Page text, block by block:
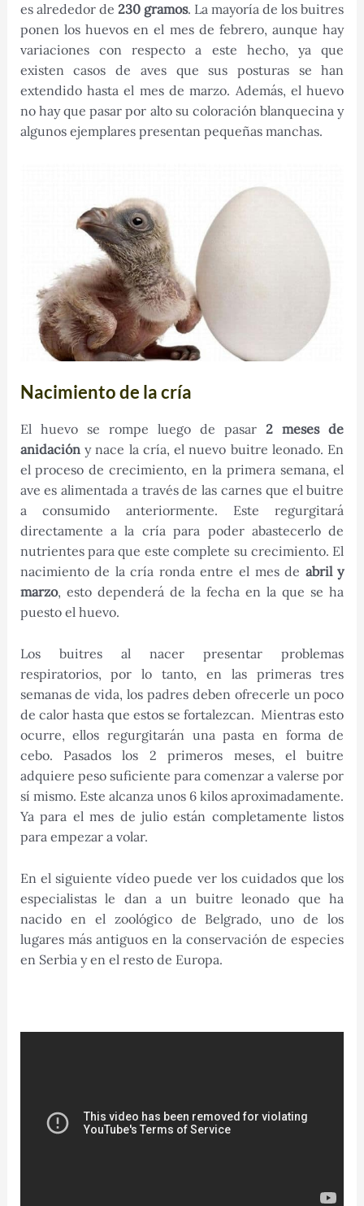
es alrededor de 230 gramos. La mayoría de los buitres
ponen los huevos en el mes de febrero, aunque hay
variaciones con respecto a este hecho, ya que
existen casos de aves que sus posturas se han
extendido hasta el mes de marzo. Además, el huevo
no hay que pasar por alto su coloración blanquecina y
algunos ejemplares presentan pequeñas manchas.
Nacimiento de la cría
El huevo se rompe luego de pasar2 meses de
anidacióny nace la cría, el nuevo buitre leonado. En
el proceso de crecimiento, en la primera semana, el
ave es alimentada a través de las carnes que el buitre
a consumido anteriormente. Este regurgitará
directamente a la cría para poder abastecerlo de
nutrientes para que este complete su crecimiento. El
nacimiento de la cría ronda entre el mes de abril y
marzo, esto dependerá de la fecha en la que se ha
puesto el huevo.
Los buitres al nacer presentar problemas
respiratorios, por lo tanto, en las primeras tres
semanas de vida, los padres deben ofrecerle un poco
de calor hasta que estos se fortalezcan. Mientras esto
ocurre, ellos regurgitarán una pasta en forma de
cebo. Pasados los 2 primeros meses, el buitre
adquiere peso suficiente para comenzar a valerse por
sí mismo. Este alcanza unos 6 kilos aproximadamente.
Ya para el mes de julio están completamente listos
para empezar a volar.
En el siguiente vídeo puede ver los cuidados que los
especialistas le dan a un buitre leonado que ha
nacido en el zoológico de Belgrado, uno de los
lugares más antiguos en la conservación de especies
en Serbia y en el resto de Europa.